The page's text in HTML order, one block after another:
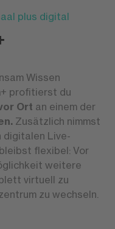
plus digital
Wissen
profitierst du
Ort an einem der
Zusätzlich nimmst
digitalen Live-
flexibel: Vor
weitere
virtuell zu
zu wechseln.